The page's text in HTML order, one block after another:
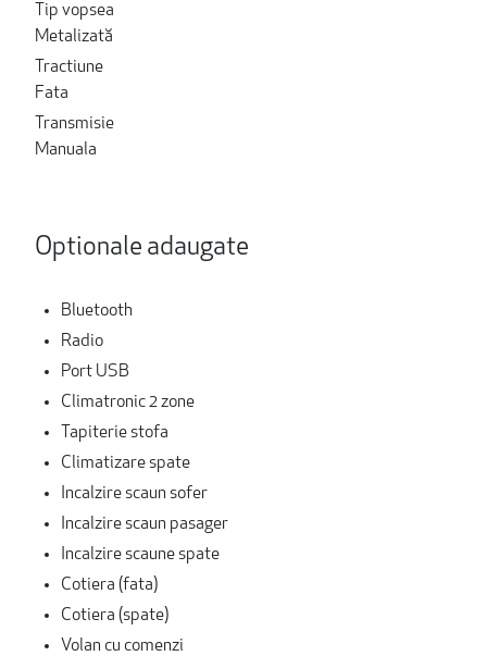
Tip vopsea
Metalizată
Tractiune
Fata
Transmisie
Manuala
Optionale adaugate
Bluetooth
Radio
Port USB
Climatronic 2 zone
Tapiterie stofa
Climatizare spate
Incalzire scaun sofer
Incalzire scaun pasager
Incalzire scaune spate
Cotiera (fata)
Cotiera (spate)
Volan cu comenzi